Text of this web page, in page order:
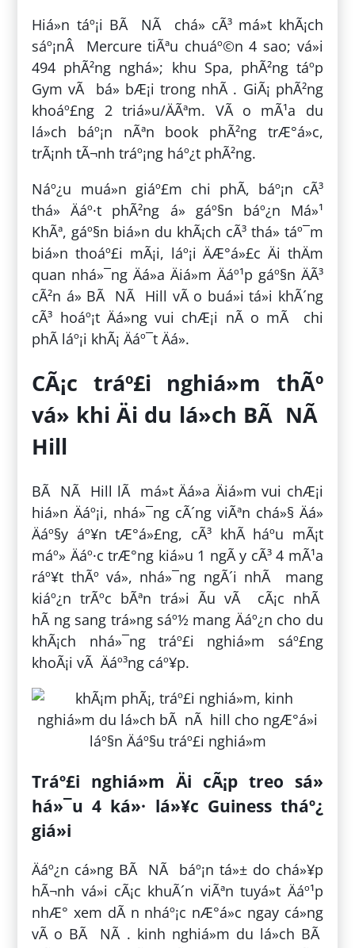
Hiá»n táº¡i BÃ NÃ chá» cÃ³ má»t khÃ¡ch
sáº¡nÂ Mercure tiÃªu chuáº©n 4 sao; vá»i
494 phÃ²ng nghá»; khu Spa, phÃ²ng táº­p
Gym vÃ bá» bÆ¡i trong nhÃ . GiÃ¡ phÃ²ng
khoáº£ng 2 triá»u/ÄÃªm. VÃ o mÃ¹a du
lá»ch báº¡n nÃªn book phÃ²ng trÆ°á»c,
trÃ¡nh tÃ¬nh tráº¡ng háº¿t phÃ²ng.
Náº¿u muá»n giáº£m chi phÃ­, báº¡n cÃ³
thá» Äáº·t phÃ²ng á» gáº§n báº¿n Má»¹
KhÃª, gáº§n biá»n du khÃ¡ch cÃ³ thá» táº¯m
biá»n thoáº£i mÃ¡i, láº¡i ÄÆ°á»£c Äi thÄm
quan nhá»¯ng Äá»a Äiá»m Äáº¹p gáº§n ÄÃ³
cÃ²n á» BÃ NÃ Hill vÃ o buá»i tá»i khÃ´ng
cÃ³ hoáº¡t Äá»ng vui chÆ¡i nÃ o mÃ chi
phÃ­ láº¡i khÃ¡ Äáº¯t Äá».
CÃ¡c tráº£i nghiá»m thÃº
vá» khi Äi du lá»ch BÃ NÃ
Hill
BÃ NÃ Hill lÃ má»t Äá»a Äiá»m vui chÆ¡i
hiá»n Äáº¡i, nhá»¯ng cÃ´ng viÃªn chá»§ Äá»
Äáº§y áº¥n tÆ°á»£ng, cÃ³ khÃ­ háº­u mÃ¡t
máº» Äáº·c trÆ°ng kiá»u 1 ngÃ y cÃ³ 4 mÃ¹a
ráº¥t thÃº vá», nhá»¯ng ngÃ´i nhÃ mang
kiáº¿n trÃºc bÃªn trá»i Ãu vÃ cÃ¡c nhÃ
hÃ ng sang trá»ng sáº½ mang Äáº¿n cho du
khÃ¡ch nhá»¯ng tráº£i nghiá»m sáº£ng
khoÃ¡i vÃ Äáº³ng cáº¥p.
Tráº£i nghiá»m Äi cÃ¡p treo sá»
há»¯u 4 ká»· lá»¥c Guiness tháº¿
giá»i
Äáº¿n cá»ng BÃ NÃ báº¡n tá»± do chá»¥p
hÃ¬nh vá»i cÃ¡c khuÃ´n viÃªn tuyá»t Äáº¹p
nhÆ° xem dÃ n nháº¡c nÆ°á»c ngay cá»ng
vÃ o BÃ NÃ . kinh nghiá»m du lá»ch BÃ